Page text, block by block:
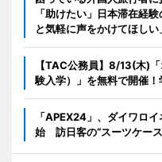
「助けたい」日本滞在経
と気軽に声をかけてほしい
【TAC公務員】8/13(木)
験入学）」を無料で開催！
「APEX24」、ダイワロ
始 訪日客の“スーツケー